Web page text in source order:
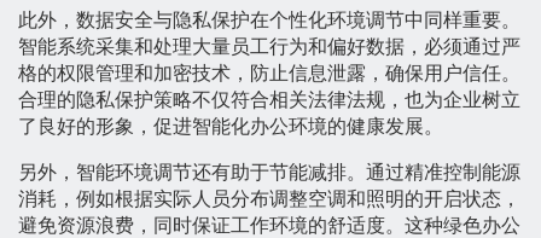
此外，数据安全与隐私保护在个性化环境调节中同样重要。
智能系统采集和处理大量员工行为和偏好数据，必须通过严
格的权限管理和加密技术，防止信息泄露，确保用户信任。
合理的隐私保护策略不仅符合相关法律法规，也为企业树立
了良好的形象，促进智能化办公环境的健康发展。
另外，智能环境调节还有助于节能减排。通过精准控制能源
消耗，例如根据实际人员分布调整空调和照明的开启状态，
避免资源浪费，同时保证工作环境的舒适度。这种绿色办公